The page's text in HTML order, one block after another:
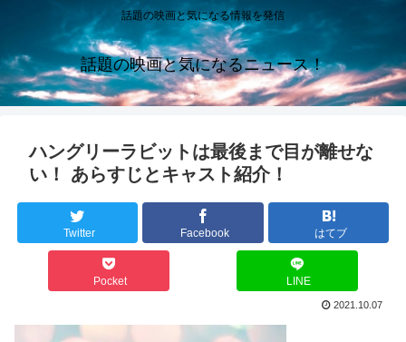
話題の映画と気になる情報を発信
話題の映画と気になるニュース！
ハングリーラビットは最後まで目が離せな
い！ あらすじとキャスト紹介！
Twitter Facebook はてブ
Pocket LINE
2021.10.07